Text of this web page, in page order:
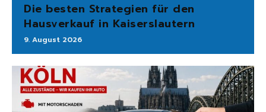
Die besten Strategien für den
Hausverkauf in Kaiserslautern
9. August 2026